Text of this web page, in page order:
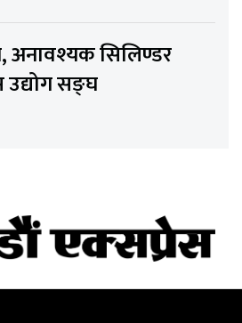
अनावश्यक सिलिण्डर
उद्योग सङ्घ